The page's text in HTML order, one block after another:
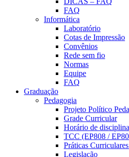
FAQ
Informática
Laboratório
Cotas de Impressão
Convênios
Rede sem fio
Normas
Equipe
FAQ
Graduação
Pedagogia
Projeto Político
Grade Curricular
Horário de
TCC (EP808 /
Práticas
Legislação